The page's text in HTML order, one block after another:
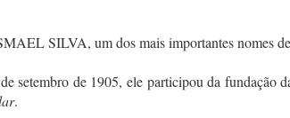
SILVA, um dos mais importantes nomes
setembro de 1905, ele participou da fundação
.